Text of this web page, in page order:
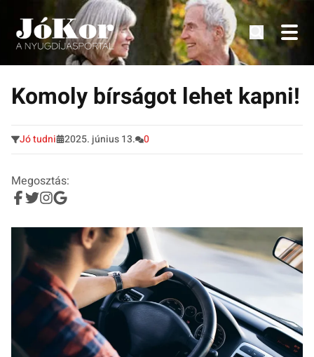
Tovább
tartalomra
Tudnivalók, érdekességek idősek számára.
Komoly bírságot lehet kapni!
Jó tudni 2025. június 13. 0
Megosztás: